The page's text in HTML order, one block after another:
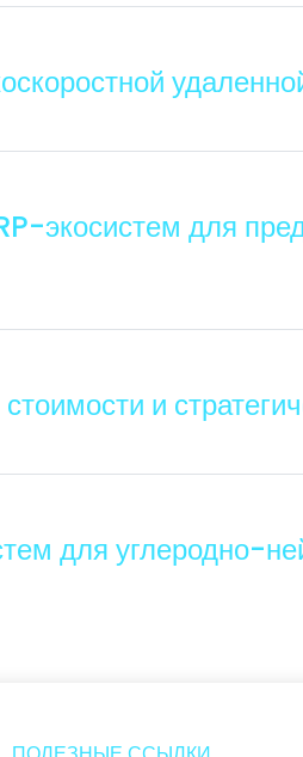
экосистем для
и
для углеродно-